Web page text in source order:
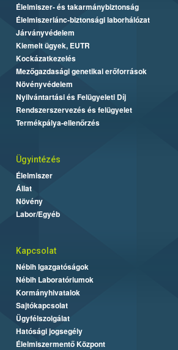
Élelmiszer- és takarmánybiztonság
Élelmiszerlánc-biztonsági laborhálózat
Járványvédelem
Kiemelt ügyek, EUTR
Kockázatkezelés
Mezőgazdasági genetikai erőforrások
Növényvédelem
Nyilvántartási és Felügyeleti Díj
Rendszerszervezés és felügyelet
Termékpálya-ellenőrzés
Ügyintézés
Élelmiszer
Állat
Növény
Labor/Egyéb
Kapcsolat
Nébih Igazgatóságok
Nébih Laboratóriumok
Kormányhivatalok
Sajtókapcsolat
Ügyfélszolgálat
Hatósági jogsegély
Élelmiszermentő Központ